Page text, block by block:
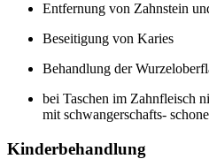
Entfernung von Zahnstein
Beseitigung von Karies
Behandlung der
bei Taschen im Zahnfleisch
mit schwangerschafts-
Kinderbehandlung